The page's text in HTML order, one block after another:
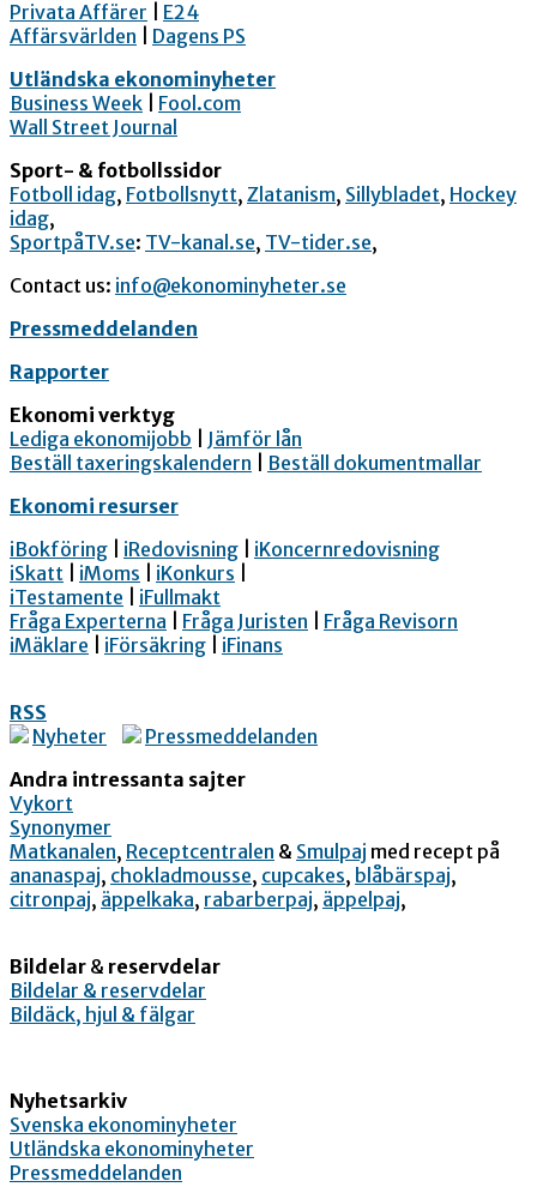
Privata Affärer
E24
Affärsvärlden
Dagens PS
Utländska ekonominyheter
Business Week
Fool.com
Wall Street Journal
Sport- & fotbollssidor
Fotboll idag, Fotbollsnytt, Zlatanism, Sillybladet, Hockey
idag,
SportpåTV.se: TV-kanal.se, TV-tider.se,
Contact us: info@ekonominyheter.se
Pressmeddelanden
Rapporter
Ekonomi verktyg
Lediga ekonomijobb
Jämför lån
Beställ taxeringskalendern
Beställ dokumentmallar
Ekonomi resurser
iBokföring
iRedovisning
iKoncernredovisning
iSkatt
iMoms iKonkurs
iTestamente
iFullmakt
Fråga Experterna
Fråga Juristen
Fråga Revisorn
iMäklare
iFörsäkring iFinans
RSS
Nyheter
Pressmeddelanden
Andra intressanta sajter
Vykort
Synonymer
Matkanalen, Receptcentralen & Smulpaj med recept på
ananaspaj, chokladmousse, cupcakes, blåbärspaj,
citronpaj, äppelkaka, rabarberpaj, äppelpaj,
Bildelar & reservdelar
Bildelar & reservdelar
Bildäck, hjul & fälgar
Nyhetsarkiv
Svenska ekonominyheter
Utländska ekonominyheter
Pressmeddelanden